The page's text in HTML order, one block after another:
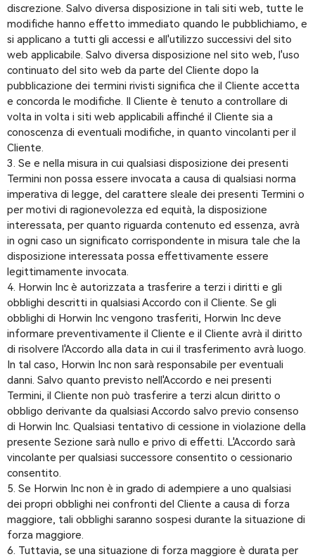
discrezione. Salvo diversa disposizione in tali siti web, tutte le
modifiche hanno effetto immediato quando le pubblichiamo, e
si applicano a tutti gli accessi e all'utilizzo successivi del sito
web applicabile. Salvo diversa disposizione nel sito web, l'uso
continuato del sito web da parte del Cliente dopo la
pubblicazione dei termini rivisti significa che il Cliente accetta
e concorda le modifiche. Il Cliente è tenuto a controllare di
volta in volta i siti web applicabili affinché il Cliente sia a
conoscenza di eventuali modifiche, in quanto vincolanti per il
Cliente.
3. Se e nella misura in cui qualsiasi disposizione dei presenti
Termini non possa essere invocata a causa di qualsiasi norma
imperativa di legge, del carattere sleale dei presenti Termini o
per motivi di ragionevolezza ed equità, la disposizione
interessata, per quanto riguarda contenuto ed essenza, avrà
in ogni caso un significato corrispondente in misura tale che la
disposizione interessata possa effettivamente essere
legittimamente invocata.
4. Horwin Inc è autorizzata a trasferire a terzi i diritti e gli
obblighi descritti in qualsiasi Accordo con il Cliente. Se gli
obblighi di Horwin Inc vengono trasferiti, Horwin Inc deve
informare preventivamente il Cliente e il Cliente avrà il diritto
di risolvere l'Accordo alla data in cui il trasferimento avrà luogo.
In tal caso, Horwin Inc non sarà responsabile per eventuali
danni. Salvo quanto previsto nell'Accordo e nei presenti
Termini, il Cliente non può trasferire a terzi alcun diritto o
obbligo derivante da qualsiasi Accordo salvo previo consenso
di Horwin Inc. Qualsiasi tentativo di cessione in violazione della
presente Sezione sarà nullo e privo di effetti. L'Accordo sarà
vincolante per qualsiasi successore consentito o cessionario
consentito.
5. Se Horwin Inc non è in grado di adempiere a uno qualsiasi
dei propri obblighi nei confronti del Cliente a causa di forza
maggiore, tali obblighi saranno sospesi durante la situazione di
forza maggiore.
6. Tuttavia, se una situazione di forza maggiore è durata per